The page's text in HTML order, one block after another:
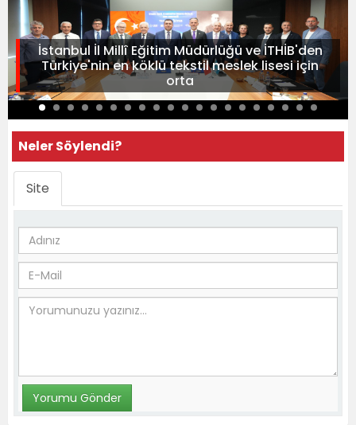
İstanbul İl Millî Eğitim Müdürlüğü ve İTHİB'den
Türkiye'nin en köklü tekstil meslek lisesi için
orta
Neler Söylendi?
Site